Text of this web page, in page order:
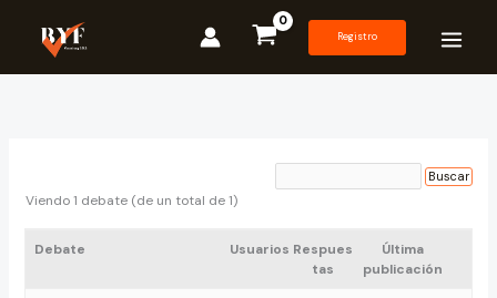
contenido
Registro
Viendo 1 debate (de un total de 1)
Debate Usuarios Respues
tas
Última
publicación